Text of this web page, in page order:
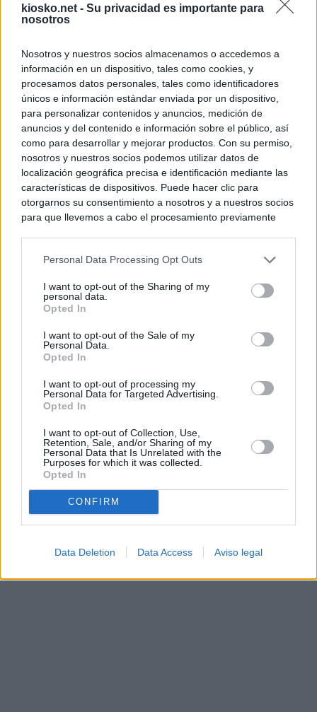
kiosko.net - Su privacidad es importante para
nosotros
Nosotros y nuestros socios almacenamos o accedemos a
información en un dispositivo, tales como cookies, y
procesamos datos personales, tales como identificadores
únicos e información estándar enviada por un dispositivo,
para personalizar contenidos y anuncios, medición de
anuncios y del contenido e información sobre el público, así
como para desarrollar y mejorar productos. Con su permiso,
nosotros y nuestros socios podemos utilizar datos de
localización geográfica precisa e identificación mediante las
características de dispositivos. Puede hacer clic para
otorgarnos su consentimiento a nosotros y a nuestros socios
para que llevemos a cabo el procesamiento previamente
negar su consentimiento. Tenga en cuenta que algún
de su consentimiento, pero usted tiene el derecho de
rechazar tal procesamiento. Sus preferencias se aplicarán
cualquier momento entrando de nuevo en este sitio web o
visitando nuestra política de privacidad.
Personal Data Processing Opt Outs
I want to opt-out of the Sharing of my
personal data.
Opted In
I want to opt-out of the Sale of my
Personal Data.
Opted In
I want to opt-out of processing my
Personal Data for Targeted Advertising.
Opted In
I want to opt-out of Collection, Use,
Retention, Sale, and/or Sharing of my
Personal Data that Is Unrelated with the
Purposes for which it was collected.
Opted In
CONFIRM
Data Deletion Data Access Aviso legal